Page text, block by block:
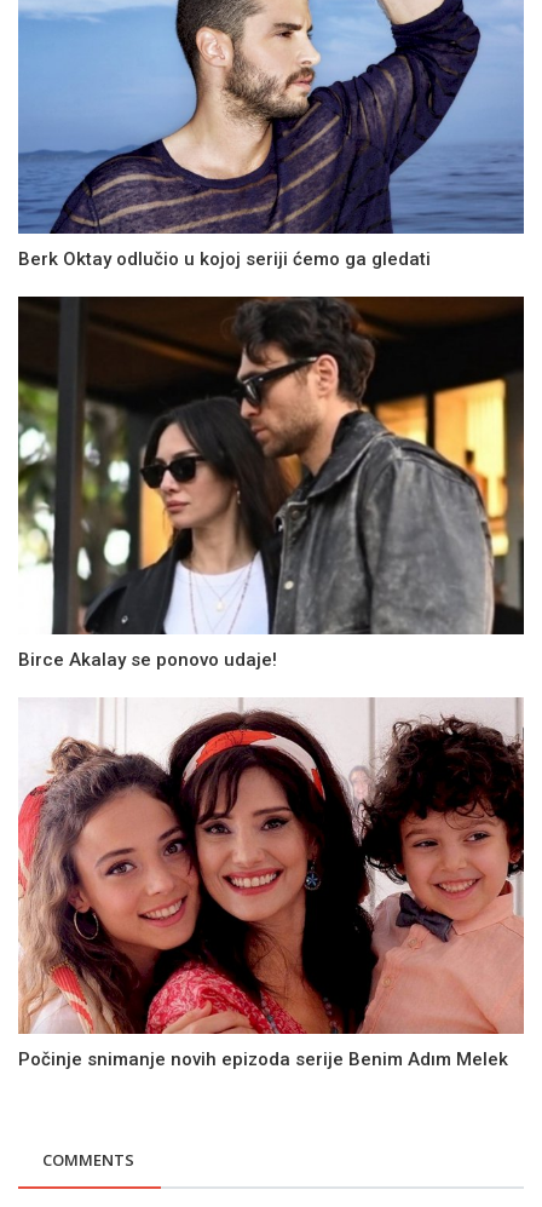
Berk Oktay odlučio u kojoj seriji ćemo ga gledati
Birce Akalay se ponovo udaje!
Počinje snimanje novih epizoda serije Benim Adım Melek
COMMENTS